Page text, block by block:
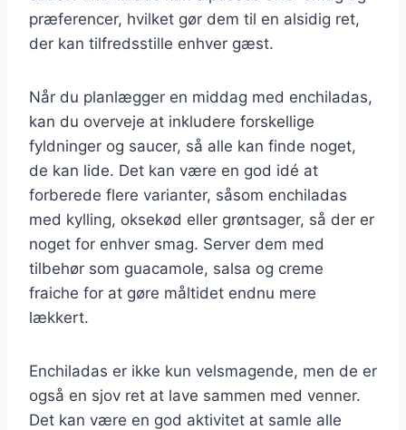
præferencer, hvilket gør dem til en alsidig ret,
der kan tilfredsstille enhver gæst.
Når du planlægger en middag med enchiladas,
kan du overveje at inkludere forskellige
fyldninger og saucer, så alle kan finde noget,
de kan lide. Det kan være en god idé at
forberede flere varianter, såsom enchiladas
med kylling, oksekød eller grøntsager, så der er
noget for enhver smag. Server dem med
tilbehør som guacamole, salsa og creme
fraiche for at gøre måltidet endnu mere
lækkert.
Enchiladas er ikke kun velsmagende, men de er
også en sjov ret at lave sammen med venner.
Det kan være en god aktivitet at samle alle